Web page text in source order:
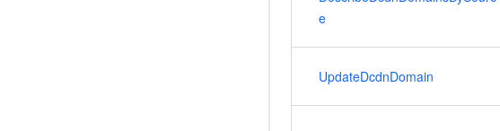
e
UpdateDcdnDomain